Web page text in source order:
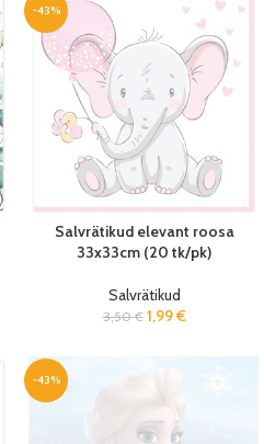
-43%
Salvrätikud elevant roosa
33x33cm (20 tk/pk)
Salvrätikud
3,50€ 1,99€
-43%